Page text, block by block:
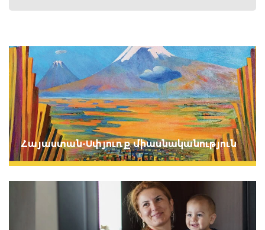
Հայաստան-Սփյուռք միասնականություն